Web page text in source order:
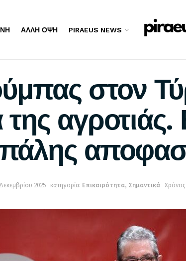
ΆΛΛΗ ΌΨΗ PIRAEUS NEWS
στον
αγροτιάς.
2025 κατηγορία: Επικαιρότητα, Σημαντικά